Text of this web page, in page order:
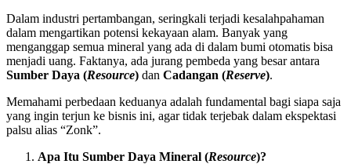
Dalam industri pertambangan, seringkali terjadi kesalahpahaman
dalam mengartikan potensi kekayaan alam. Banyak yang
menganggap semua mineral yang ada di dalam bumi otomatis bisa
menjadi uang. Faktanya, ada jurang pembeda yang besar antara
Sumber Daya (Resource) dan Cadangan (Reserve).
Memahami perbedaan keduanya adalah fundamental bagi siapa saja
yang ingin terjun ke bisnis ini, agar tidak terjebak dalam ekspektasi
palsu alias “Zonk”.
Apa Itu Sumber Daya Mineral (Resource)?